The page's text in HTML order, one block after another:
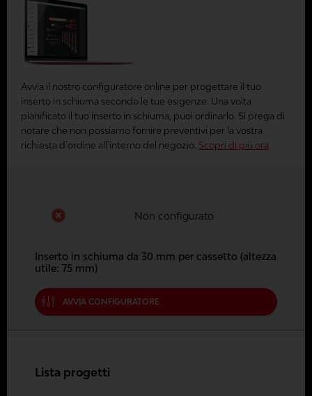
Avvia il nostro configuratore online per progettare il tuo
inserto in schiuma secondo le tue esigenze. Una volta
pianificato il tuo inserto in schiuma, puoi ordinarlo. Si prega di
notare che non possiamo fornire preventivi per la vostra
richiesta d'ordine all'interno del negozio. Scopri di più ora
Non configurato
Inserto in schiuma da 30 mm per cassetto (altezza
utile: 75 mm)
AVVIA CONFIGURATORE
Lista progetti